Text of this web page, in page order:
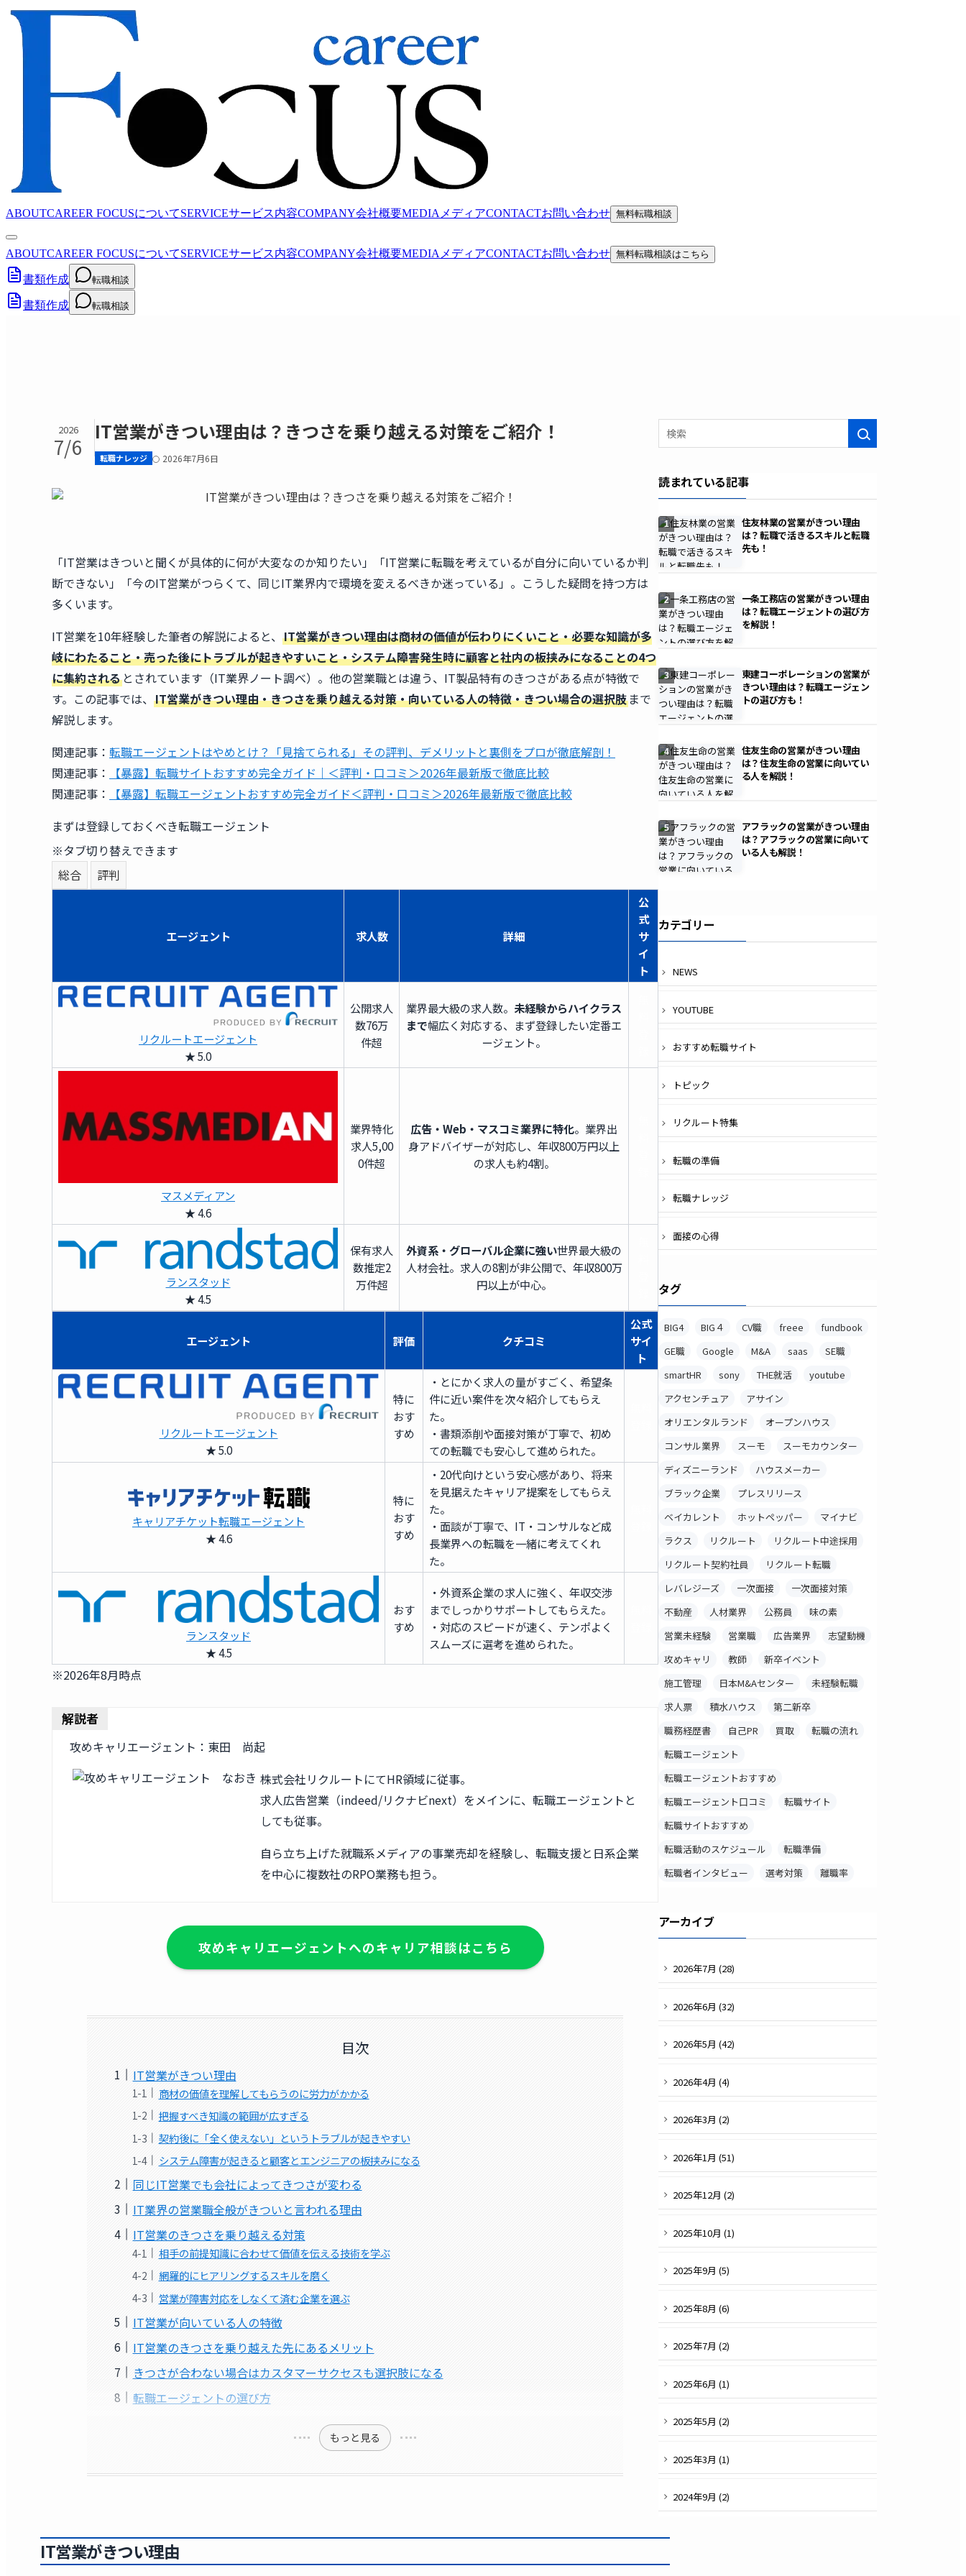
ABOUTCAREER FOCUSについてSERVICEサービス内容COMPANY会社概要MEDIA メディアCONTACTお問い合わせ 無料転職相談
ABOUTCAREER FOCUSについてSERVICEサービス内容COMPANY会社概要MEDIA メディアCONTACTお問い合わせ 無料転職相談はこちら
書類作成 転職相談
書類作成 転職相談
2026
7/6
IT営業がきつい理由は？きつさを乗り越える対策をご紹介！
転職ナレッジ 2026年7月6日
「IT営業はきついと聞くが具体的に何が大変なのか知りたい」「IT営業に転職を考えているが自分に向いているか判
断できない」「今のIT営業がつらくて、同じIT業界内で環境を変えるべきか迷っている」。こうした疑問を持つ方は
多くいます。
IT営業を10年経験した筆者の解説によると、 IT営業がきつい理由は商材の価値が伝わりにくいこと・必要な知識が多
岐にわたること・売った後にトラブルが起きやすいこと・システム障害発生時に顧客と社内の板挟みになることの4つ
に集約される とされています（IT業界ノート調べ）。他の営業職とは違う、IT製品特有のきつさがある点が特徴で
す。この記事では、 IT営業がきつい理由・きつさを乗り越える対策・向いている人の特徴・きつい場合の選択肢 まで
解説します。
関連記事： 転職エージェントはやめとけ？「見捨てられる」その評判、デメリットと裏側をプロが徹底解剖！
関連記事：
【暴露】転職サイトおすすめ完全ガイド｜＜評判・口コミ＞2026年最新版で徹底比較
関連記事：
【暴露】転職エージェントおすすめ完全ガイド＜評判・口コミ＞2026年最新版で徹底比較
まずは登録しておくべき転職エージェント
※タブ切り替えできます
総合
評判
エージェント 求人数 詳細
公
式
サ
イ
ト
リクルートエージェント
★ 5.0
公開求人
数76万
件超
業界最大級の求人数。 未経験からハイクラス
まで幅広く対応する、まず登録したい定番エ
ージェント。
マスメディアン
★ 4.6
業界特化
求人5,00
0件超
広告・Web・マスコミ業界に特化。業界出
身アドバイザーが対応し、年収800万円以上
の求人も約4割。
ランスタッド
★ 4.5
保有求人
数推定2
万件超
外資系・グローバル企業に強い世界最大級の
人材会社。求人の8割が非公開で、年収800万
円以上が中心。
エージェント 評価 クチコミ
公式
サイ
ト
リクルートエージェント
★ 5.0
特に
おす
すめ
・とにかく求人の量がすごく、希望条
件に近い案件を次々紹介してもらえ
た。
・書類添削や面接対策が丁寧で、初め
ての転職でも安心して進められた。
キャリアチケット転職エージェント
★ 4.6
特に
おす
すめ
・20代向けという安心感があり、将来
を見据えたキャリア提案をしてもらえ
た。
・面談が丁寧で、IT・コンサルなど成
長業界への転職を一緒に考えてくれ
た。
ランスタッド
★ 4.5
おす
すめ
・外資系企業の求人に強く、年収交渉
までしっかりサポートしてもらえた。
・対応のスピードが速く、テンポよく
スムーズに選考を進められた。
※2026年8月時点
解説者
攻めキャリエージェント：東田 尚起
株式会社リクルートにてHR領域に従事。
求人広告営業（indeed/リクナビnext）をメインに、転職エージェントと
しても従事。
自ら立ち上げた就職系メディアの事業売却を経験し、転職支援と日系企業
を中心に複数社のRPO業務も担う。
攻めキャリエージェントへのキャリア相談はこちら
目次
IT営業がきつい理由
商材の価値を理解してもらうのに労力がかかる
把握すべき知識の範囲が広すぎる
契約後に「全く使えない」というトラブルが起きやすい
システム障害が起きると顧客とエンジニアの板挟みになる
同じIT営業でも会社によってきつさが変わる
IT業界の営業職全般がきついと言われる理由
IT営業のきつさを乗り越える対策
相手の前提知識に合わせて価値を伝える技術を学ぶ
網羅的にヒアリングするスキルを磨く
営業が障害対応をしなくて済む企業を選ぶ
IT営業が向いている人の特徴
IT営業のきつさを乗り越えた先にあるメリット
きつさが合わない場合はカスタマーサクセスも選択肢になる
転職エージェントの選び方
もっと見る
IT営業がきつい理由
検索
読まれている記事
1
住友林業の営業がきつい理由
は？転職で活きるスキルと転職
先も！
2
一条工務店の営業がきつい理由
は？転職エージェントの選び方
を解説！
3
東建コーポレーションの営業が
きつい理由は？転職エージェン
トの選び方も！
4
住友生命の営業がきつい理由
は？住友生命の営業に向いてい
る人を解説！
5
アフラックの営業がきつい理由
は？アフラックの営業に向いて
いる人も解説！
カテゴリー
NEWS
YOUTUBE
おすすめ転職サイト
トピック
リクルート特集
転職の準備
転職ナレッジ
面接の心得
タグ
BIG4 BIG４ CV職 freee
fundbook
GE職
Google M&A saas
SE職
smartHR
sony THE就活
youtube
アクセンチュア
アサイン
オリエンタルランド
オープンハウス
コンサル業界
スーモ
スーモカウンター
ディズニーランド
ハウスメーカー
ブラック企業
プレスリリース
ベイカレント
ホットペッパー
マイナビ
ラクス
リクルート
リクルート中途採用
リクルート契約社員
リクルート転職
レバレジーズ
一次面接
一次面接対策
不動産
人材業界 公務員
味の素
営業未経験
営業職 広告業界
志望動機
攻めキャリ
教師
新卒イベント
施工管理
日本M&Aセンター
未経験転職
求人票
積水ハウス
第二新卒
職務経歴書
自己PR 買取
転職の流れ
転職エージェント
転職エージェントおすすめ
転職エージェント口コミ
転職サイト
転職サイトおすすめ
転職活動のスケジュール
転職準備
転職者インタビュー
選考対策 離職率
アーカイブ
2026年7月 (28)
2026年6月 (32)
2026年5月 (42)
2026年4月 (4)
2026年3月 (2)
2026年1月 (51)
2025年12月 (2)
2025年10月 (1)
2025年9月 (5)
2025年8月 (6)
2025年7月 (2)
2025年6月 (1)
2025年5月 (2)
2025年3月 (1)
2024年9月 (2)